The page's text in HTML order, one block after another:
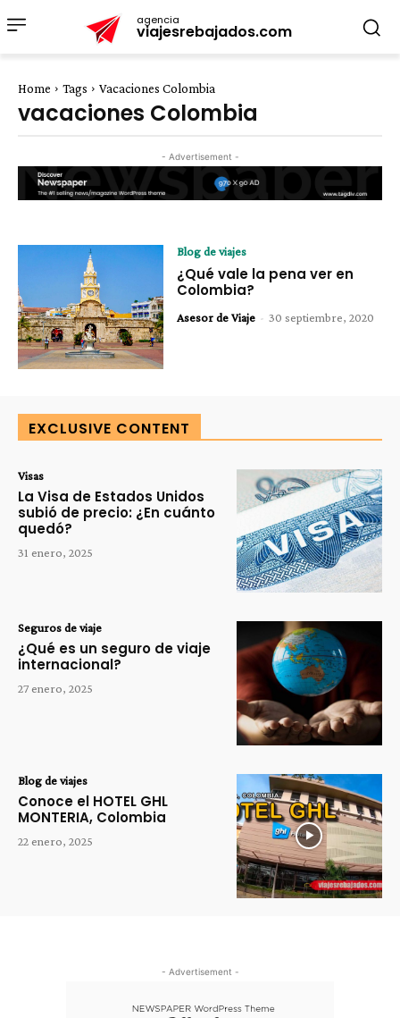
agencia
viajesrebajados.com
Home Tags Vacaciones Colombia
vacaciones Colombia
- Advertisement -
Blog de viajes
¿Qué vale la pena ver en
Colombia?
Asesor de Viaje - 30 septiembre, 2020
EXCLUSIVE CONTENT
Visas
La Visa de Estados Unidos
subió de precio: ¿En cuánto
quedó?
31 enero, 2025
Seguros de viaje
¿Qué es un seguro de viaje
internacional?
27 enero, 2025
Blog de viajes
Conoce el HOTEL GHL
MONTERIA, Colombia
22 enero, 2025
- Advertisement -